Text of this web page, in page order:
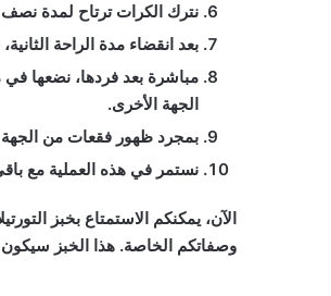
نترك الكرات ترتاح لمدة
بعد انقضاء مدة الراحة
مباشرة بعد فردها، نضعها في
الجهة الأخرى.
بمجرد ظهور فقعات من الجهة
نستمر في هذه العملية مع
الآن، يمكنكم الاستمتاع بخبز
وصفاتكم الخاصة. هذا الخبز